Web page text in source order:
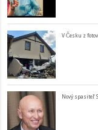
V Česku z
Nový spasiteľ